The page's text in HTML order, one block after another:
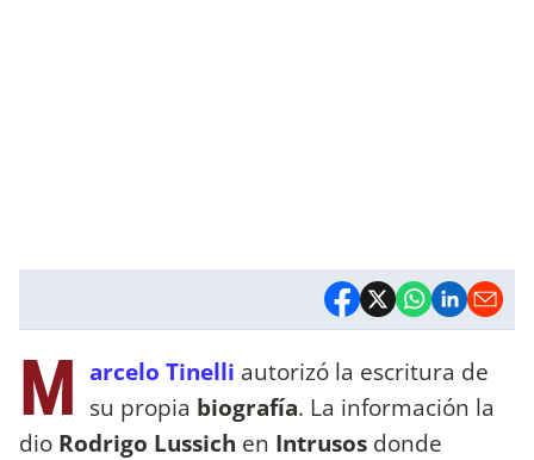
M arcelo Tinelli autorizó la escritura de
su propia biografía. La información la
dio Rodrigo Lussich en Intrusos donde